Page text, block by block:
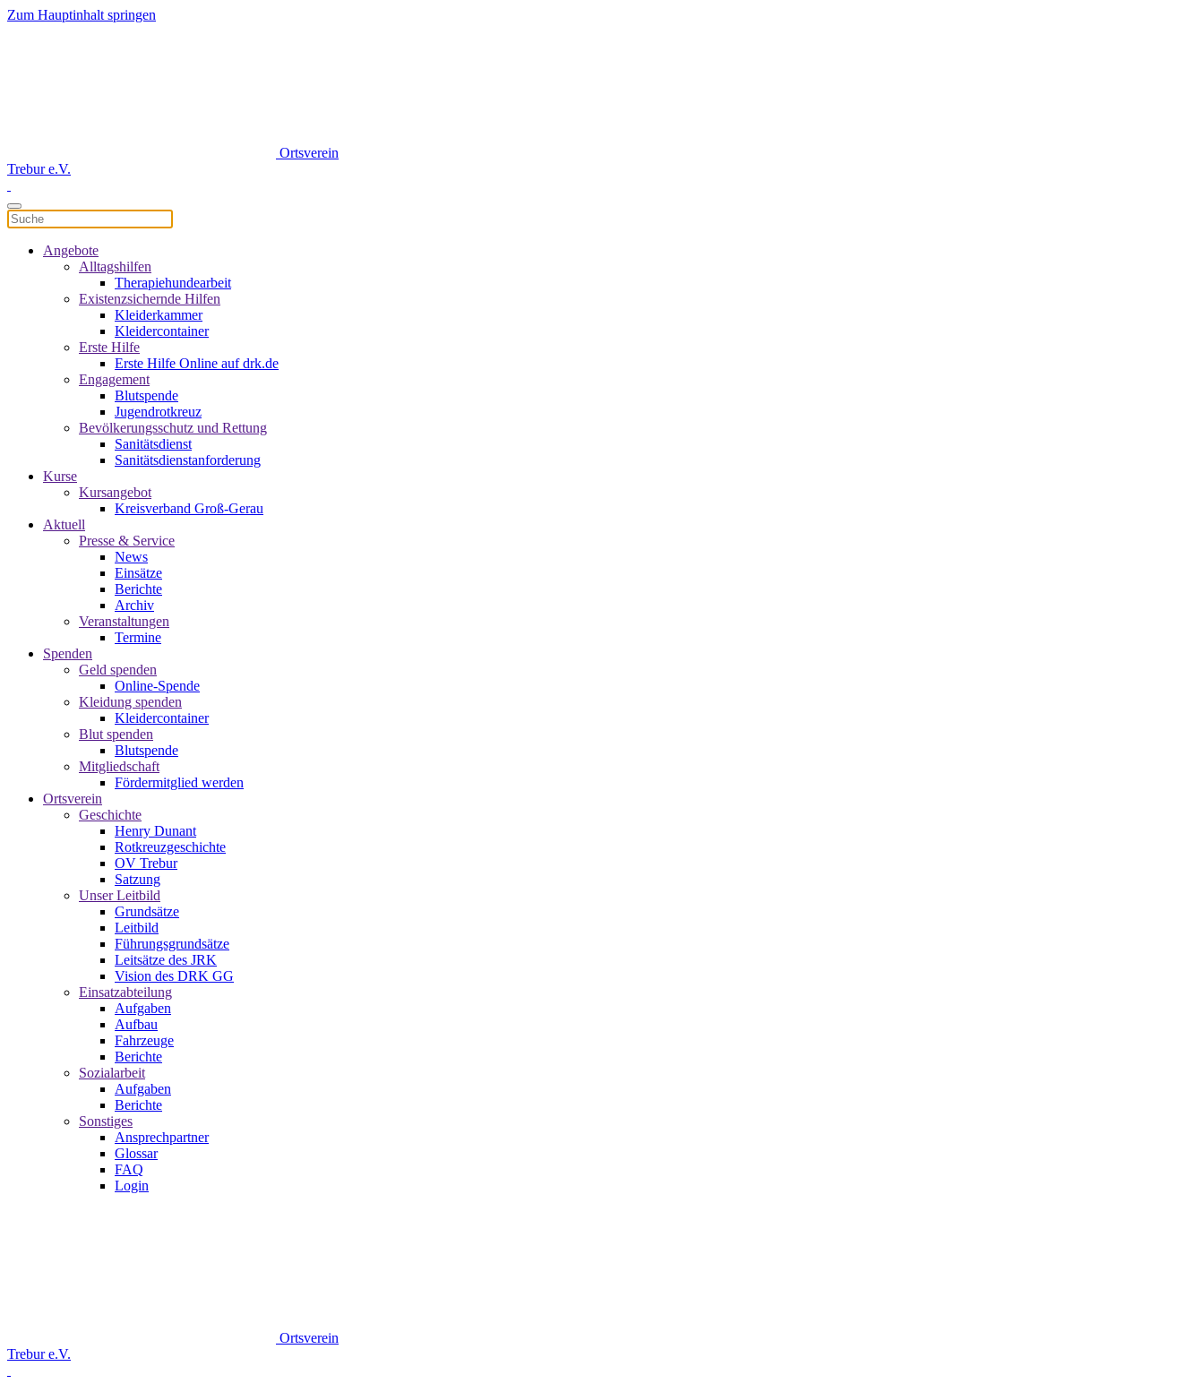
Zum Hauptinhalt springen
Ortsverein
Trebur e.V.
Angebote
Alltagshilfen
Therapiehundearbeit
Existenzsichernde Hilfen
Kleiderkammer
Kleidercontainer
Erste Hilfe
Erste Hilfe Online auf drk.de
Engagement
Blutspende
Jugendrotkreuz
Bevölkerungsschutz und Rettung
Sanitätsdienst
Sanitätsdienstanforderung
Kurse
Kursangebot
Kreisverband Groß-Gerau
Aktuell
Presse & Service
News
Einsätze
Berichte
Archiv
Veranstaltungen
Termine
Spenden
Geld spenden
Online-Spende
Kleidung spenden
Kleidercontainer
Blut spenden
Blutspende
Mitgliedschaft
Fördermitglied werden
Ortsverein
Geschichte
Henry Dunant
Rotkreuzgeschichte
OV Trebur
Satzung
Unser Leitbild
Grundsätze
Leitbild
Führungsgrundsätze
Leitsätze des JRK
Vision des DRK GG
Einsatzabteilung
Aufgaben
Aufbau
Fahrzeuge
Berichte
Sozialarbeit
Aufgaben
Berichte
Sonstiges
Ansprechpartner
Glossar
FAQ
Login
Ortsverein
Trebur e.V.